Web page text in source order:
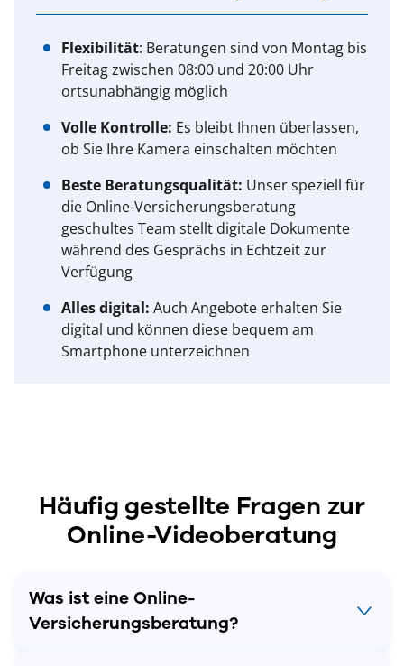
Flexibilität: Beratungen sind von Montag bis
Freitag zwischen 08:00 und 20:00 Uhr
ortsunabhängig möglich
Volle Kontrolle: Es bleibt Ihnen überlassen,
ob Sie Ihre Kamera einschalten möchten
Beste Beratungsqualität: Unser speziell für
die Online-Versicherungsberatung
geschultes Team stellt digitale Dokumente
während des Gesprächs in Echtzeit zur
Verfügung
Alles digital: Auch Angebote erhalten Sie
digital und können diese bequem am
Smartphone unterzeichnen
Häufig gestellte Fragen zur
Online-Videoberatung
Was ist eine Online-
Versicherungsberatung?